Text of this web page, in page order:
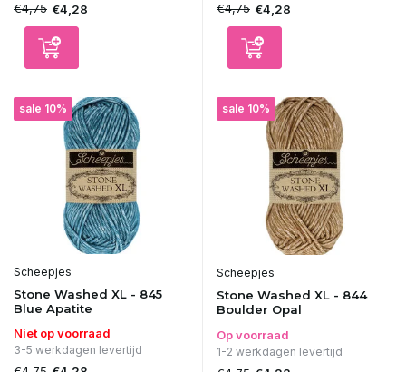
€4,75 €4,28 €4,75 €4,28
sale 10%
Scheepjes
Stone Washed XL - 845
Blue Apatite
Niet op voorraad
3-5 werkdagen levertijd
sale 10%
Scheepjes
Stone Washed XL - 844
Boulder Opal
Op voorraad
1-2 werkdagen levertijd